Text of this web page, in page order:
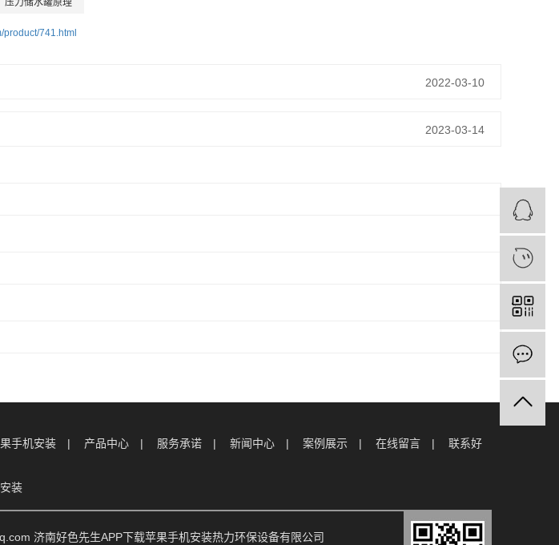
压力储水罐原理
product/741.html
2022-03-10
2023-03-14
手机安装 产品中心 服务承诺 新闻中心 案例展示 在线留言 联系好
装
济南好色先生APP下载苹果手机安装热力环保设备有限公司